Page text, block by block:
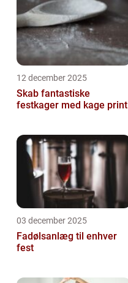
12 december 2025
Skab fantastiske
festkager med kage print
03 december 2025
Fadølsanlæg til enhver
fest